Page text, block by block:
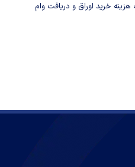
هزینه خرید اوراق و دریافت وام